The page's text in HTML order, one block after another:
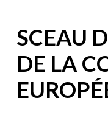
SCEAU
DE LA